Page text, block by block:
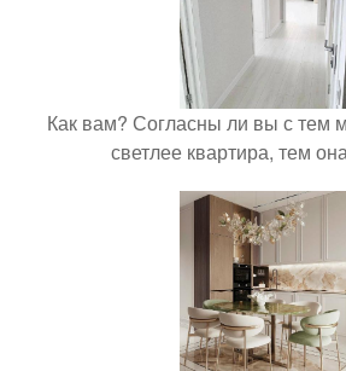
Как вам? Согласны ли вы с тем
светлее квартира, тем